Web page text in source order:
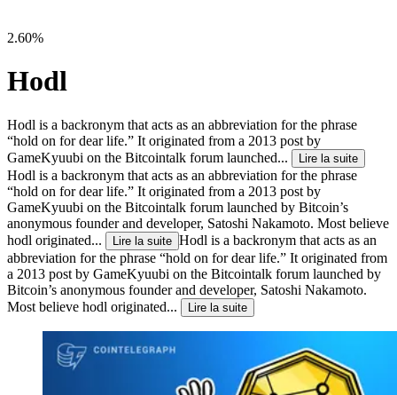
2.60%
Hodl
Hodl is a backronym that acts as an abbreviation for the phrase
“hold on for dear life.” It originated from a 2013 post by
GameKyuubi on the Bitcointalk forum launched...
Lire la suite
Hodl is a backronym that acts as an abbreviation for the phrase
“hold on for dear life.” It originated from a 2013 post by
GameKyuubi on the Bitcointalk forum launched by Bitcoin’s
anonymous founder and developer, Satoshi Nakamoto. Most believe
hodl originated...
Lire la suite Hodl is a backronym that acts as an
abbreviation for the phrase “hold on for dear life.” It originated from
a 2013 post by GameKyuubi on the Bitcointalk forum launched by
Bitcoin’s anonymous founder and developer, Satoshi Nakamoto.
Most believe hodl originated...
Lire la suite